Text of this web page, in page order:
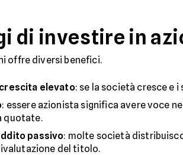
di investire in
offre diversi benefici.
elevato: se la società cresce e
: essere azionista significa avere voce
quotate.
passivo: molte società
del titolo.